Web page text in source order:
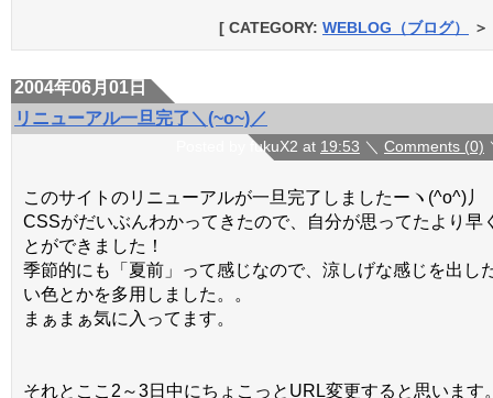
[ CATEGORY: WEBLOG（ブログ） ＞
2004年06月01日
リニューアル一旦完了＼(~o~)／
Posted by fukuX2 at 19:53 ＼ Comments (0)
このサイトのリニューアルが一旦完了しましたーヽ(^o^)丿
CSSがだいぶんわかってきたので、自分が思ってたより早
とができました！
季節的にも「夏前」って感じなので、涼しげな感じを出し
い色とかを多用しました。。
まぁまぁ気に入ってます。
それとここ2～3日中にちょこっとURL変更すると思います